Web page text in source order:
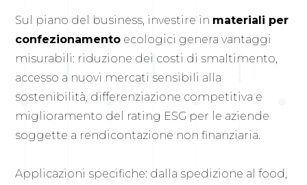
Sul piano del business, investire in materiali per
confezionamento ecologici genera vantaggi
misurabili: riduzione dei costi di smaltimento,
accesso a nuovi mercati sensibili alla
sostenibilità, differenziazione competitiva e
miglioramento del rating ESG per le aziende
soggette a rendicontazione non finanziaria.
Applicazioni specifiche: dalla spedizione al food,